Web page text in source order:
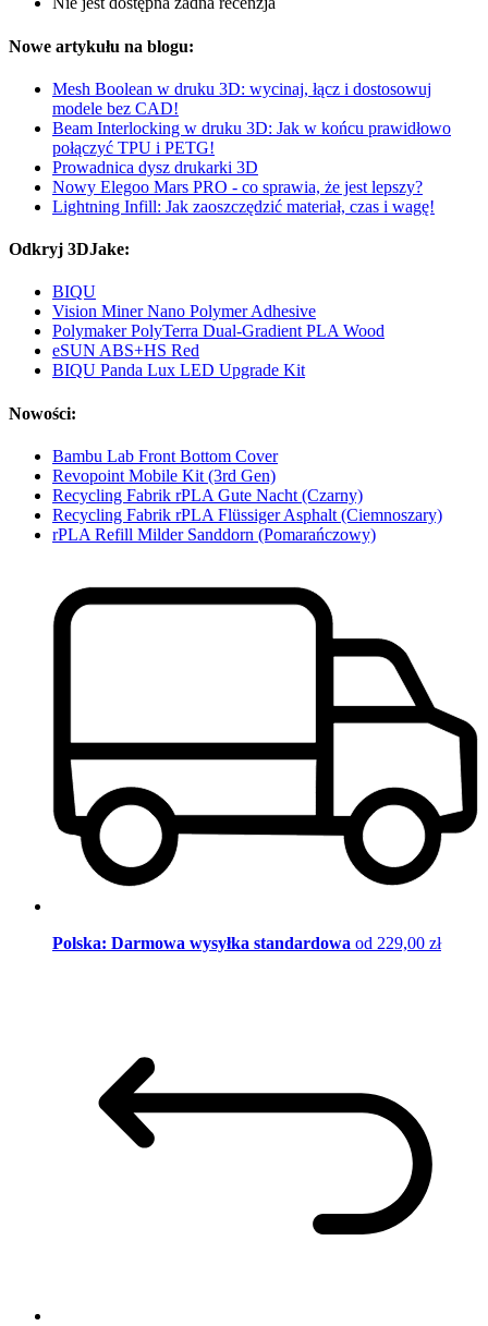
Nowe artykułu na blogu:
Mesh Boolean w druku 3D: wycinaj, łącz i dostosowuj
modele bez CAD!
Beam Interlocking w druku 3D: Jak w końcu prawidłowo
połączyć TPU i PETG!
Prowadnica dysz drukarki 3D
Nowy Elegoo Mars PRO - co sprawia, że jest lepszy?
Lightning Infill: Jak zaoszczędzić materiał, czas i wagę!
Odkryj 3DJake:
BIQU
Vision Miner Nano Polymer Adhesive
Polymaker PolyTerra Dual-Gradient PLA Wood
eSUN ABS+HS Red
BIQU Panda Lux LED Upgrade Kit
Nowości:
Bambu Lab Front Bottom Cover
Revopoint Mobile Kit (3rd Gen)
Recycling Fabrik rPLA Gute Nacht (Czarny)
Recycling Fabrik rPLA Flüssiger Asphalt (Ciemnoszary)
rPLA Refill Milder Sanddorn (Pomarańczowy)
Polska: Darmowa wysyłka standardowa od 229,00 zł